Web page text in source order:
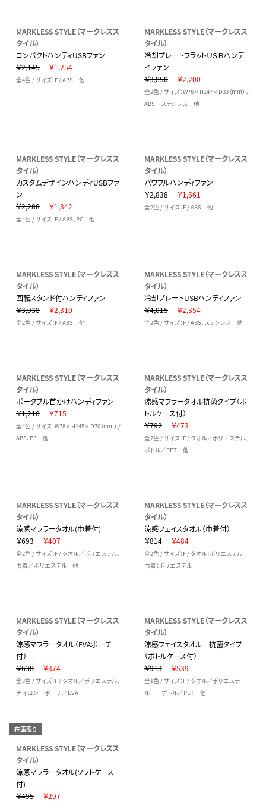
MARKLESS STYLE（マークレスス
タイル）
コンパクトハンディUSBファン
￥2,145
￥1,254
全4色 / サイズ：F / ABS 他
MARKLESS STYLE（マークレスス
タイル）
冷却プレートフラットＵＳＢハンデ
イファン
￥3,850
￥2,200
全2色 / サイズ：W78×H147×D33（mm） /
ABS ステンレス 他
MARKLESS STYLE（マークレスス
タイル）
カスタムデザインハンディUSBファ
ン
￥2,288
￥1,342
全4色 / サイズ：F / ABS、PC 他
MARKLESS STYLE（マークレスス
タイル）
パワフルハンディファン
￥2,838
￥1,661
全2色 / サイズ：F / ABS 他
MARKLESS STYLE（マークレスス
タイル）
回転スタンド付ハンディファン
￥3,938
￥2,310
全2色 / サイズ：F / ABS 他
MARKLESS STYLE（マークレスス
タイル）
冷却プレートUSBハンディファン
￥4,015
￥2,354
全2色 / サイズ：F / ABS、ステンレス 他
MARKLESS STYLE（マークレスス
タイル）
ポータブル首かけハンディファン
￥1,210
￥715
全4色 / サイズ：W78×H145×D70（mm） /
ABS、PP 他
MARKLESS STYLE（マークレスス
タイル）
涼感マフラータオル抗菌タイプ（ボ
トルケース付）
￥792
￥473
全2色 / サイズ：F / タオル／ポリエステル、
ボトル／PET 他
MARKLESS STYLE（マークレスス
タイル）
涼感マフラータオル(巾着付)
￥693
￥407
全2色 / サイズ：F / タオル／ポリエステル、
巾着／ポリエステル 他
MARKLESS STYLE（マークレスス
タイル）
涼感フェイスタオル（巾着付）
￥814
￥484
全2色 / サイズ：F / タオル：ポリエステル
巾着：ポリエステル
MARKLESS STYLE（マークレスス
タイル）
涼感マフラータオル（EVAポーチ
付）
￥638
￥374
全3色 / サイズ：F / タオル／ポリエステル、
ナイロン ポーチ／EVA
MARKLESS STYLE（マークレスス
タイル）
涼感フェイスタオル 抗菌タイプ
（ボトルケース付）
￥913
￥539
全1色 / サイズ：F / タオル／ポリエステ
ル ボトル／PET 他
在庫限り
MARKLESS STYLE（マークレスス
タイル）
涼感マフラータオル(ソフトケース
付)
￥495
￥297